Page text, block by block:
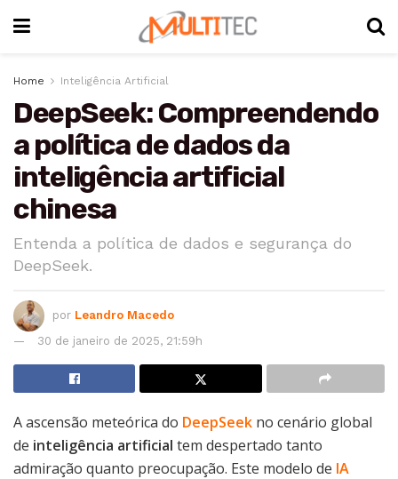
Home Inteligência Artificial
DeepSeek: Compreendendo
a política de dados da
inteligência artificial
chinesa
Entenda a política de dados e segurança do
DeepSeek.
por Leandro Macedo
30 de janeiro de 2025, 21:59h
A ascensão meteórica do DeepSeek no cenário global
de inteligência artificial tem despertado tanto
admiração quanto preocupação. Este modelo de IA